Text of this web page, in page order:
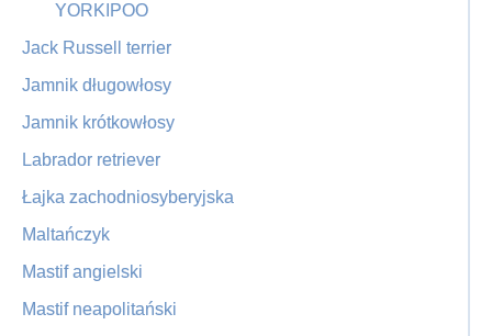
YORKIPOO
Jack Russell terrier
Jamnik długowłosy
Jamnik krótkowłosy
Labrador retriever
Łajka zachodniosyberyjska
Maltańczyk
Mastif angielski
Mastif neapolitański